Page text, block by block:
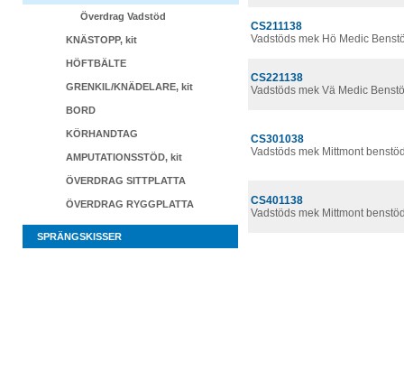
Överdrag Vadstöd
KNÄSTOPP, kit
HÖFTBÄLTE
GRENKIL/KNÄDELARE, kit
BORD
KÖRHANDTAG
AMPUTATIONSSTÖD, kit
ÖVERDRAG SITTPLATTA
ÖVERDRAG RYGGPLATTA
SPRÄNGSKISSER
CS211138
Vadstöds mek Hö Medic
CS221138
Vadstöds mek Vä Medic
CS301038
Vadstöds mek Mittmont
CS401138
Vadstöds mek Mittmont